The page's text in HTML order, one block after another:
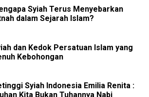
Syiah Terus Menyebarkan
dalam Sejarah Islam?
dan Kedok Persatuan Islam yang
Kebohongan
Syiah Indonesia Emilia Renita :
Kita Bukan Tuhannya Nabi